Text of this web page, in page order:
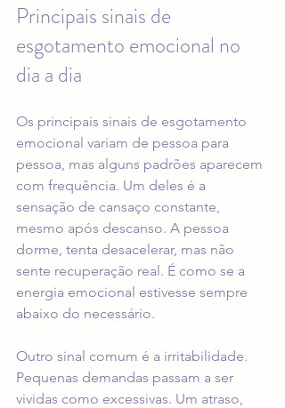
Principais sinais de
esgotamento emocional no
dia a dia
Os principais sinais de esgotamento
emocional variam de pessoa para
pessoa, mas alguns padrões aparecem
com frequência. Um deles é a
sensação de cansaço constante,
mesmo após descanso. A pessoa
dorme, tenta desacelerar, mas não
sente recuperação real. É como se a
energia emocional estivesse sempre
abaixo do necessário.
Outro sinal comum é a irritabilidade.
Pequenas demandas passam a ser
vividas como excessivas. Um atraso,